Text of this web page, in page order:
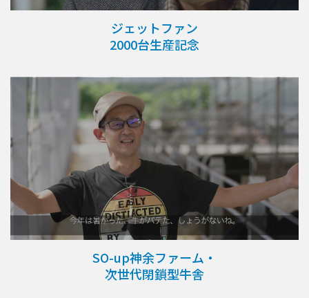
ジェットファン
2000台生産記念
SO-up神余ファーム・
次世代閉鎖型牛舎